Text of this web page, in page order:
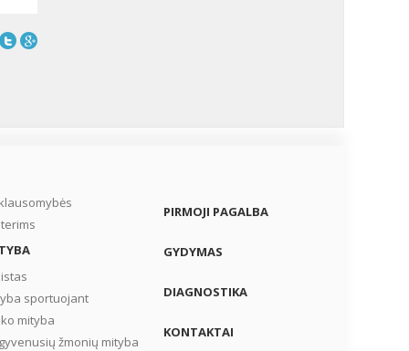
sportuojant
mityba
žmonių mityba
PIRMOJI PAGALBA
GYDYMAS
DIAGNOSTIKA
KONTAKTAI